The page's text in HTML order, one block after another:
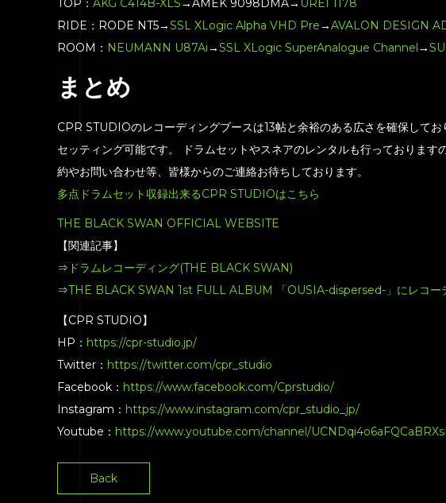
TOP： AKG C414B-XLS→AMEK 9098DMA→ UREI 1178
RIDE：RODE NT5→SSL XLogic Alpha VHD Pre→AVALON DESIGN
ROOM： NEUMANN U87Ai→SSL XLogic SuperAnalogue Channel→
まとめ
CPR STUDIOのレコーディングブースは13帖と余裕のある広さを確保して
セッティング可能です。 ドラムセットやスネアのレンタルも行っておりま
約やお問い合わせ等、皆様からのご連絡お待ちしております。
多点ドラムセット収録出来るCPR STUDIOはこちら
THE BLACK SWAN OFFICIAL WEBSITE
【関連記事】
⇒ ドラムレコーディング(THE BLACK SWAN)
⇒THE BLACK SWAN 1st FULL ALBUM 「OUSIA-dispersed-」にレコーデ
【CPR STUDIO】
HP： https://cpr-studio.jp/
Twitter： https://twitter.com/cpr_studio
Facebook： https://www.facebook.com/Cprstudio/
Instagram： https://www.instagram.com/cpr_studio_jp/
Youtube： https://www.youtube.com/channel/
Back